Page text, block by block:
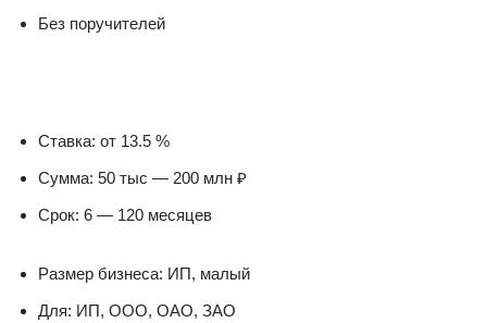
Без поручителей
Ставка: от 13.5 %
Сумма: 50 тыс — 200 млн ₽
Срок: 6 — 120 месяцев
Размер бизнеса: ИП, малый
Для: ИП, ООО, ОАО, ЗАО